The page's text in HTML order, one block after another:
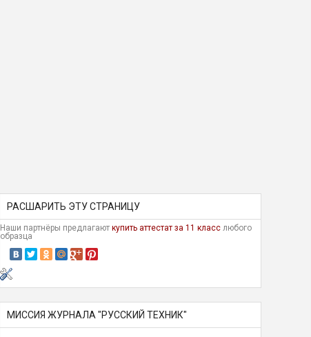
РАСШАРИТЬ ЭТУ СТРАНИЦУ
Наши партнёры предлагают купить аттестат за 11 класс любого
образца
МИССИЯ ЖУРНАЛА "РУССКИЙ ТЕХНИК"